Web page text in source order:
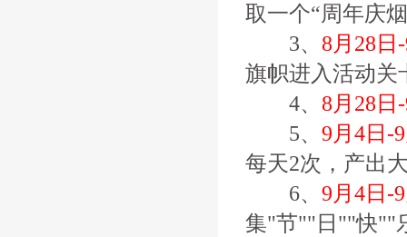
取一个“周年庆
3、 8月28日
旗帜进入活动关
4、 8月28日
5、 9月4日-
每天2次，产出
6、 9月4日-
集"节""日""快""